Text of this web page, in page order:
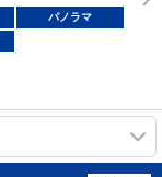
パノラマ